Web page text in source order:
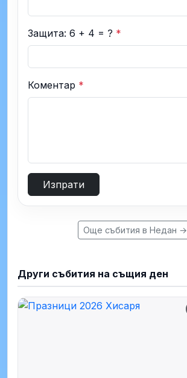
Защита: 6 + 4 = ? *
Коментар *
Изпрати
Още събития в Недан →
Други събития на същия ден